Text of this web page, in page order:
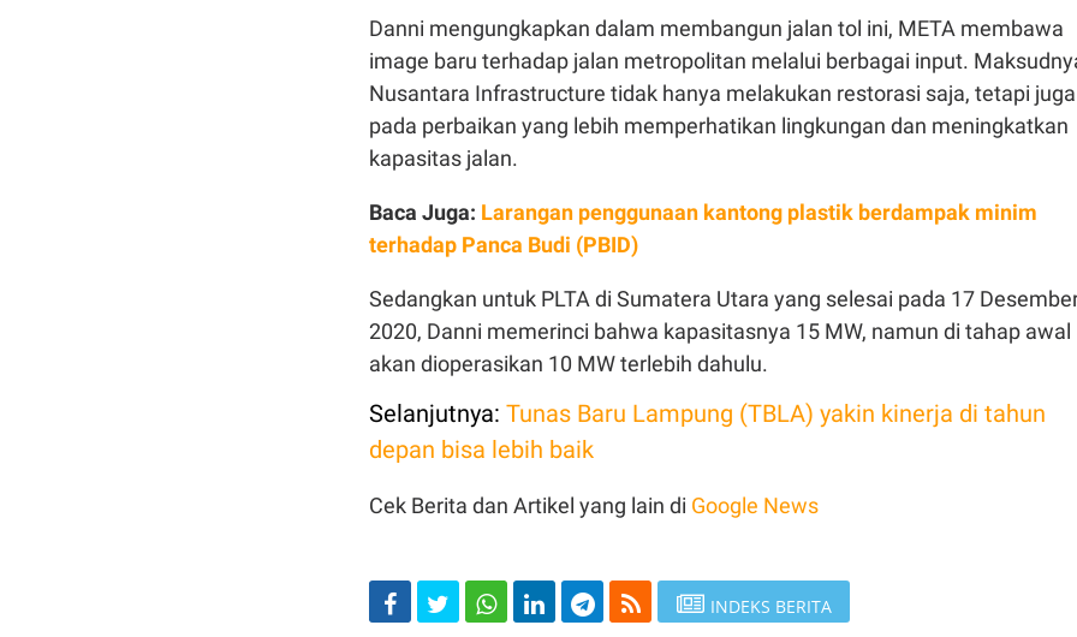
Danni mengungkapkan dalam membangun jalan tol ini, META membawa
image baru terhadap jalan metropolitan melalui berbagai input.
Nusantara Infrastructure tidak hanya melakukan restorasi saja, tetapi juga
pada perbaikan yang lebih memperhatikan lingkungan dan meningkatkan
kapasitas jalan.
Baca Juga: Larangan penggunaan kantong plastik berdampak minim
terhadap Panca Budi (PBID)
Sedangkan untuk PLTA di Sumatera Utara yang selesai pada 17
2020, Danni memerinci bahwa kapasitasnya 15 MW, namun di tahap awal
akan dioperasikan 10 MW terlebih dahulu.
Selanjutnya: Tunas Baru Lampung (TBLA) yakin kinerja di tahun
depan bisa lebih baik
Cek Berita dan Artikel yang lain di Google News
INDEKS BERITA